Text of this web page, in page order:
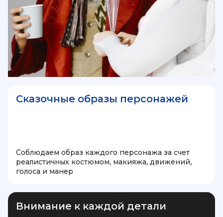
Сказочные образы персонажей
Соблюдаем образ каждого персонажа за счет
реалистичных костюмом, макияжа, движений,
голоса и манер
Внимание к каждой детали